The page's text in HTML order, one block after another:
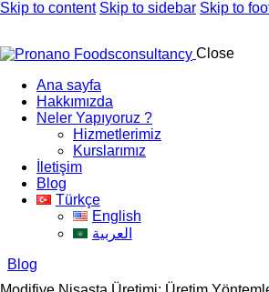
Skip to content Skip to sidebar Skip to
Close
Ana sayfa
Hakkımızda
Neler Yapıyoruz ?
Hizmetlerimiz
Kurslarımız
İletişim
Blog
Türkçe
English
العربية
Blog